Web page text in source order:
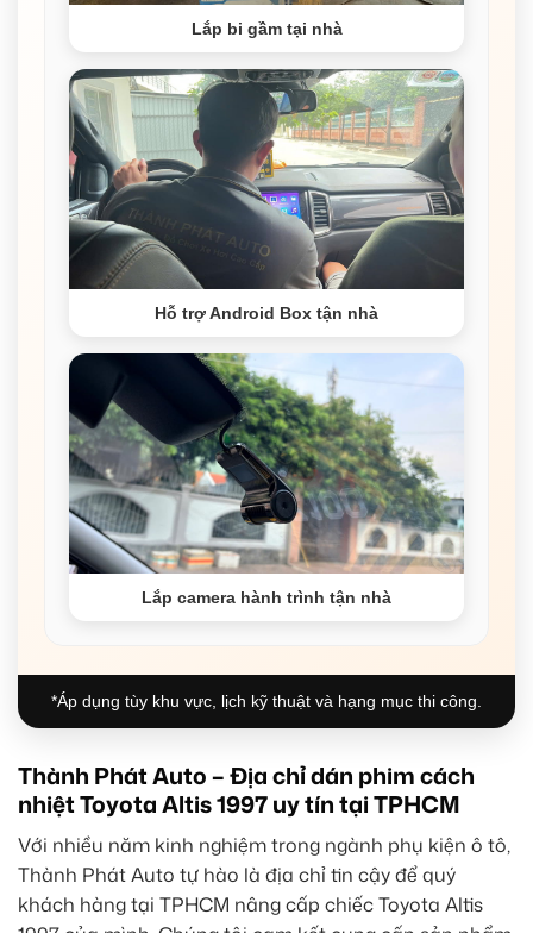
Lắp bi gầm tại nhà
Hỗ trợ Android Box tận nhà
Lắp camera hành trình tận nhà
*Áp dụng tùy khu vực, lịch kỹ thuật và hạng mục thi công.
Thành Phát Auto – Địa chỉ dán phim cách
nhiệt Toyota Altis 1997 uy tín tại TPHCM
Với nhiều năm kinh nghiệm trong ngành phụ kiện ô tô,
Thành Phát Auto tự hào là địa chỉ tin cậy để quý
khách hàng tại TPHCM nâng cấp chiếc Toyota Altis